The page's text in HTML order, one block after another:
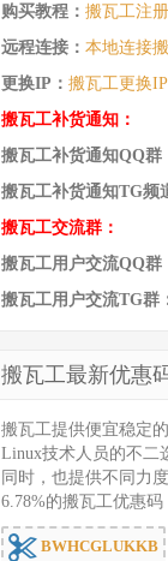
购买教程： 搬瓦工注
远程连接： 本地连接
更换IP： 搬瓦工更换IP
搬瓦工补货通知：
搬瓦工补货通知QQ群
搬瓦工补货通知TG频
搬瓦工交流群：
搬瓦工用户交流QQ群
搬瓦工用户交流TG群
搬瓦工最新优惠
搬瓦工提供便宜稳定
Linux技术人员的不二
同时，也提供不同力
6.78%的搬瓦工优惠码
BWHCGLUKKB